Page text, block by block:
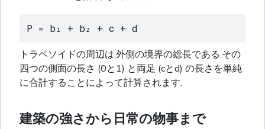
P = b₁ + b₂ + c + d
トラペソイドの周辺は,外側の境界の総長である.その
四つの側面の長さ (0と1) と両足 (cとd) の長さを単純
に合計することによって計算されます.
建築の強さから日常の物事まで